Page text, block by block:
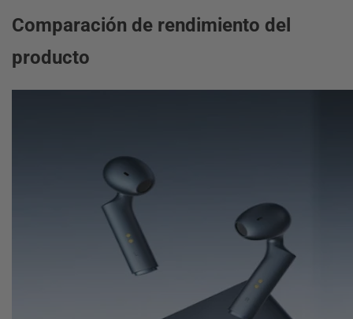
Comparación de rendimiento del
producto